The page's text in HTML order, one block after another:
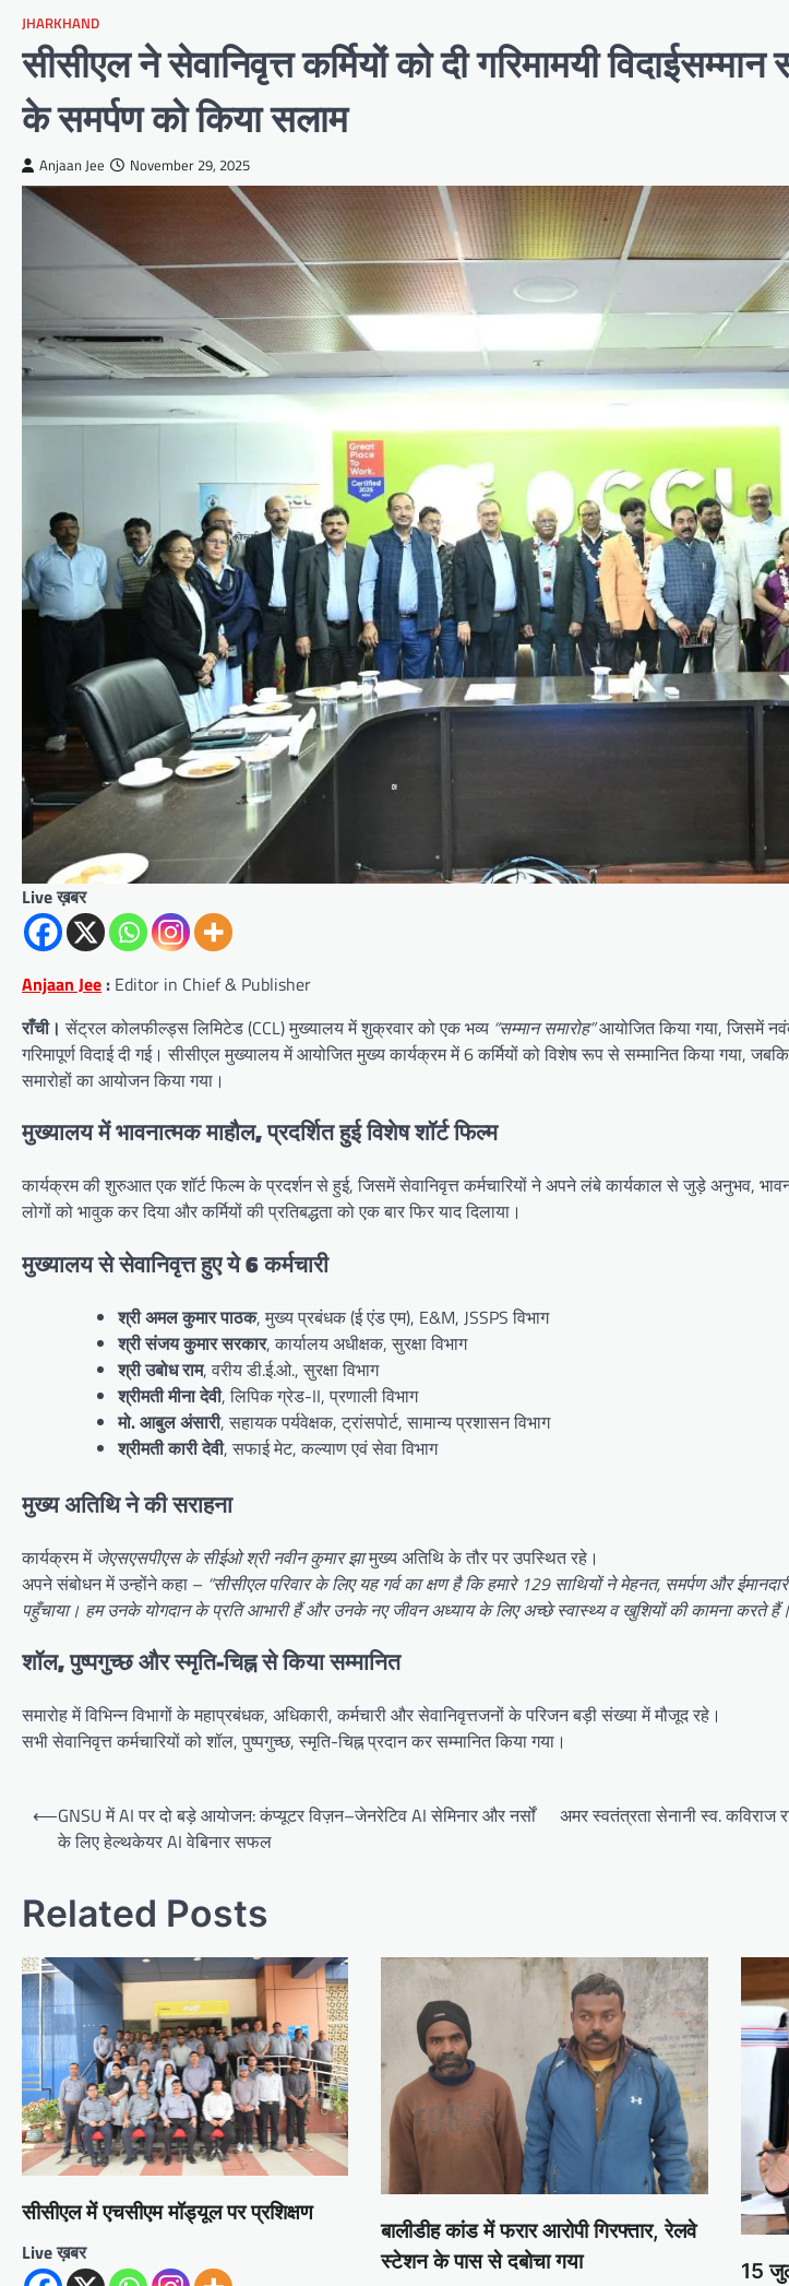
JHARKHAND
सीसीएल ने सेवानिवृत्त कर्मियों को दी गरिमामयी
के समर्पण को किया सलाम
Anjaan Jee November 29, 2025
Live ख़बर
Anjaan Jee : Editor in Chief & Publisher
राँची। सेंट्रल कोलफील्ड्स लिमिटेड (CCL) मुख्यालय में शुक्रवार को एक भव्य “सम्मान समारोह”आयोजित किया गया, जिसमें
गरिमापूर्ण विदाई दी गई। सीसीएल मुख्यालय में आयोजित मुख्य कार्यक्रम में 6 कर्मियों को विशेष रूप से सम्मानित किया गया, जबकि
समारोहों का आयोजन किया गया।
मुख्यालय में भावनात्मक माहौल, प्रदर्शित हुई विशेष शॉर्ट फिल्म
कार्यक्रम की शुरुआत एक शॉर्ट फिल्म के प्रदर्शन से हुई, जिसमें सेवानिवृत्त कर्मचारियों ने अपने लंबे कार्यकाल से जुड़े अनुभव,
लोगों को भावुक कर दिया और कर्मियों की प्रतिबद्धता को एक बार फिर याद दिलाया।
मुख्यालय से सेवानिवृत्त हुए ये 6 कर्मचारी
श्री अमल कुमार पाठक, मुख्य प्रबंधक (ई एंड एम), E&M, JSSPS विभाग
श्री संजय कुमार सरकार, कार्यालय अधीक्षक, सुरक्षा विभाग
श्री उबोध राम, वरीय डी.ई.ओ., सुरक्षा विभाग
श्रीमती मीना देवी, लिपिक ग्रेड-II, प्रणाली विभाग
मो. आबुल अंसारी, सहायक पर्यवेक्षक, ट्रांसपोर्ट, सामान्य प्रशासन विभाग
श्रीमती कारी देवी, सफाई मेट, कल्याण एवं सेवा विभाग
मुख्य अतिथि ने की सराहना
कार्यक्रम में जेएसएसपीएस के सीईओ श्री नवीन कुमार झामुख्य अतिथि के तौर पर उपस्थित रहे।
अपने संबोधन में उन्होंने कहा – “सीसीएल परिवार के लिए यह गर्व का क्षण है कि हमारे 129 साथियों ने मेहनत, समर्पण और
पहुँचाया। हम उनके योगदान के प्रति आभारी हैं और उनके नए जीवन अध्याय के लिए अच्छे स्वास्थ्य व खुशियों की कामना करते
शॉल, पुष्पगुच्छ और स्मृति-चिह्न से किया सम्मानित
समारोह में विभिन्न विभागों के महाप्रबंधक, अधिकारी, कर्मचारी और सेवानिवृत्तजनों के परिजन बड़ी संख्या में मौजूद रहे।
सभी सेवानिवृत्त कर्मचारियों को शॉल, पुष्पगुच्छ, स्मृति-चिह्न प्रदान कर सम्मानित किया गया।
Post
navigation
⟵GNSU में AI पर दो बड़े आयोजन: कंप्यूटर विज़न–जेनरेटिव AI सेमिनार और नर्सों
के लिए हेल्थकेयर AI वेबिनार सफल
अमर स्वतंत्रता सेनानी स्व. कविराज
Related Posts
सीसीएल में एचसीएम मॉड्यूल पर प्रशिक्षण
Live ख़बर
बालीडीह कांड में फरार आरोपी गिरफ्तार, रेलवे
स्टेशन के पास से दबोचा गया
15